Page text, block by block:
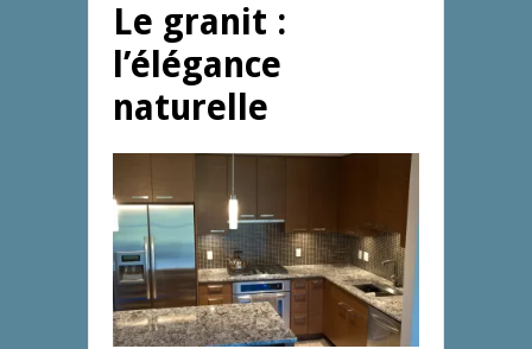
Le granit :
l’élégance
naturelle